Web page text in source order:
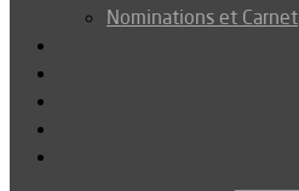
Nominations et Carnet